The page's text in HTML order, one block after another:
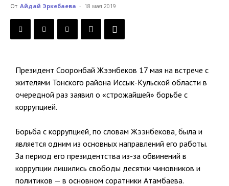
Кыргызстана
От Айдай Эркебаева - 18 мая 2019
Президент Сооронбай Жээнбеков 17 мая на встрече с
жителями Тонского района Иссык-Кульской области в
очередной раз заявил о «строжайшей» борьбе с
коррупцией.
Борьба с коррупцией, по словам Жээнбекова, была и
является одним из основных направлений его работы.
За период его президентства из-за обвинений в
коррупции лишились свободы десятки чиновников и
политиков — в основном соратники Атамбаева.